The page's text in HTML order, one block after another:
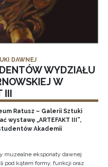
DAWNEJ
WYDZIAŁU
W
III
Ratusz – Galerii Sztuki
wystawę „ARTEFAKT III”,
Akademii
muzealne eksponaty dawnej
pod kątem formy, funkcji oraz